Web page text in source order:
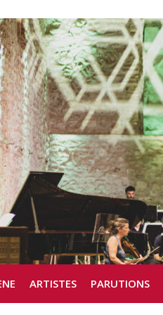
ARTISTES PARUTIONS